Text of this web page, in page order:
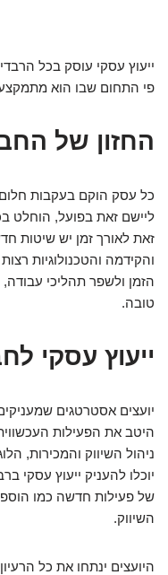
ייעוץ עסקי עוסק בכל
פי התחום שבו הוא
החזון של
כל עסק הוקם בעקבות חלום
ליישם זאת בפועל, הוחלט
זאת לאורך זמן יש שיטות
והקידמה והטכנולוגיות
הזמן ולשפר תהליכי
טובה.
ייעוץ עסקי
יועצים אסטרטגים
היטב את הפעילות
ניהול השיווק והמכירות,
יוכלו להעניק ייעוץ עסקי
של פעילות חדשה כמו
השיווק.
היועצים ינתחו את כל